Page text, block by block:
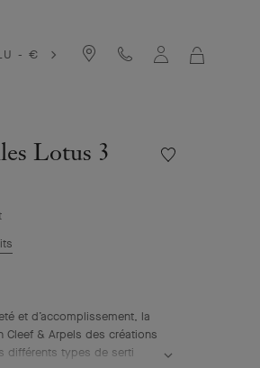
- €
Lotus 3
Liste
et d’accomplissement, la
Cleef & Arpels des créations
différents types de serti